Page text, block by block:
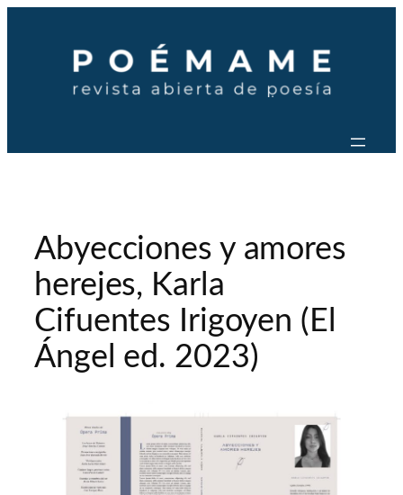
contenido
Abyecciones y amores
herejes, Karla
Cifuentes Irigoyen (El
Ángel ed. 2023)